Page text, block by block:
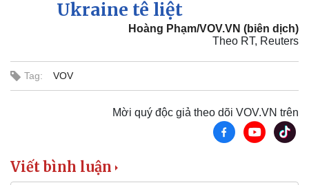
Ukraine tê liệt
Hoàng Phạm/VOV.VN (biên dịch)
Theo RT, Reuters
Tag: VOV
Mời quý độc giả theo dõi VOV.VN trên
Viết bình luận